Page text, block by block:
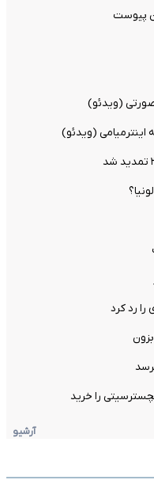
پیوست
(ویدئو)
(ویدئو)
رد کرد
را خرید
آرشیو